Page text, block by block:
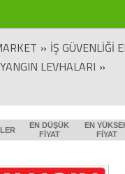
» İŞ GÜVENLIĞI
YANGIN LEVHALARI »
EN DÜŞÜK
FIYAT
EN
FIYAT